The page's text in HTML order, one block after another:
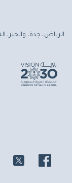
الرياض، جدة، والخبر،